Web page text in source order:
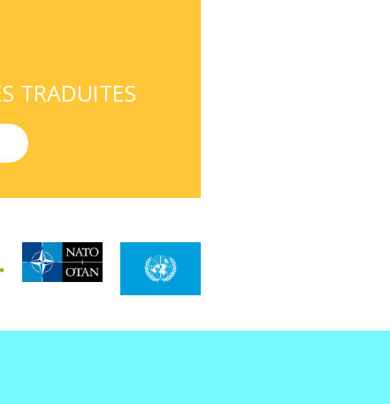
TRADUITES